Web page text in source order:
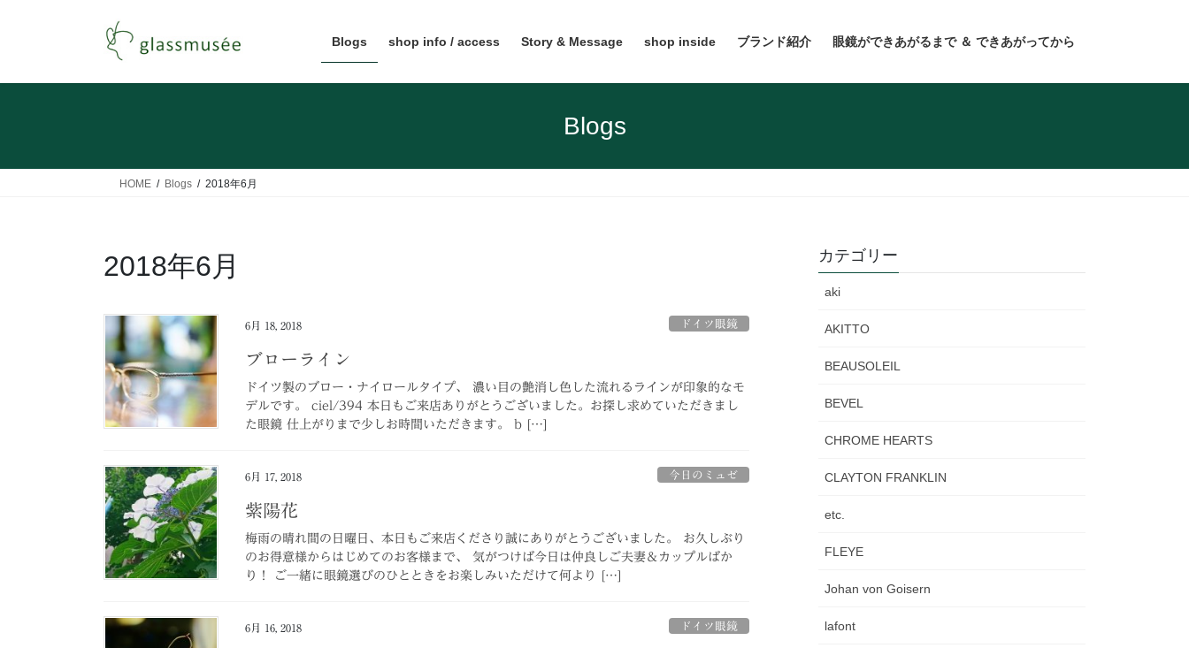
Blogs shop info / access Story & Message shop inside ブランド紹介 眼鏡ができあがるまで ＆ できあがってから
Blogs
HOME Blogs 2018年6月
2018年6月
6月 18, 2018 ドイツ眼鏡
ブローライン
ドイツ製のブロー・ナイロールタイプ、 濃い目の艶消し色した流れるラインが印象的なモ
デルです。 ciel/394 本日もご来店ありがとうございました。お探し求めていただきまし
た眼鏡 仕上がりまで少しお時間いただきます。 b […]
6月 17, 2018 今日のミュゼ
紫陽花
梅雨の晴れ間の日曜日、本日もご来店くださり誠にありがとうございました。 お久しぶり
のお得意様からはじめてのお客様まで、 気がつけば今日は仲良しご夫妻＆カップルばか
り！ ご一緒に眼鏡選びのひとときをお楽しみいただけて何より […]
6月 16, 2018 ドイツ眼鏡
カテゴリー
aki
AKITTO
BEAUSOLEIL
BEVEL
CHROME HEARTS
CLAYTON FRANKLIN
etc.
FLEYE
Johan von Goisern
lafont